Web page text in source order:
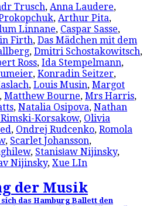
Trusch, Anna Laudere,
, Arthur Pita,
Linnane, Caspar Sasse,
Firth, Das Mädchen mit dem
, Dmitri Schostakowitsch,
Ross, Ida Stempelmann,
, Konradin Seitzer,
, Louis Musin, Margot
, Matthew Bourne, Mrs Harris,
, Natalia Osipova, Nathan
Korsakow, Olivia
, Ondrej Rudcenko, Romola
, Scarlet Johansson,
, Stanisław Nijinsky,
Nijinsky, Xue LIn
der Musik
das Hamburg Ballett den